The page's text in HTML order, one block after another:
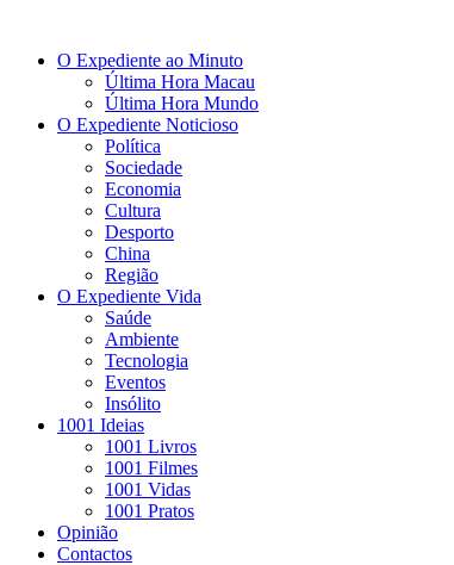
O Expediente ao Minuto
Última Hora Macau
Última Hora Mundo
O Expediente Noticioso
Política
Sociedade
Economia
Cultura
Desporto
China
Região
O Expediente Vida
Saúde
Ambiente
Tecnologia
Eventos
Insólito
1001 Ideias
1001 Livros
1001 Filmes
1001 Vidas
1001 Pratos
Opinião
Contactos